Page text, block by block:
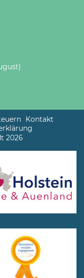
Kontakt
2026